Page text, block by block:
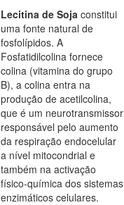
Lecitina de Soja constitui
uma fonte natural de
fosfolípidos. A
Fosfatidilcolina fornece
colina (vitamina do grupo
B), a colina entra na
produção de acetilcolina,
que é um neurotransmissor
responsável pelo aumento
da respiração endocelular
a nível mitocondrial e
também na activação
físico-química dos sistemas
enzimáticos celulares.